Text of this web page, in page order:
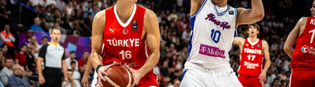
YAŞAM
YEREL YÖNETİMLER